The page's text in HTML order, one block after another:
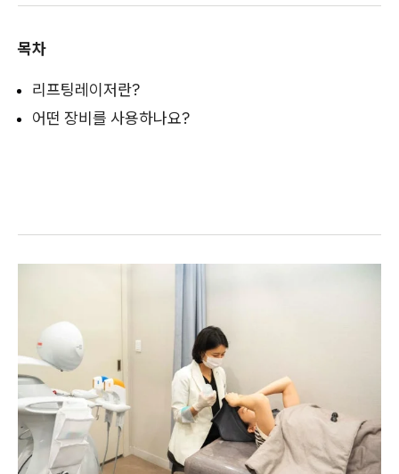
목차
리프팅레이저란?
어떤 장비를 사용하나요?